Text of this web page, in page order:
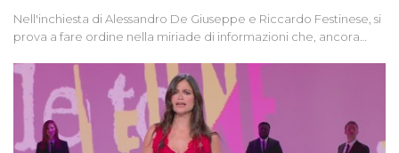
Nell'inchiesta di Alessandro De Giuseppe e Riccardo Festinese, si
prova a fare ordine nella miriade di informazioni che, ancora
giudiziarie più discusse degli ultimi anni. Lo speciale ricostruisce la
vicenda mettendo in fila testimonianze, errori, dettagli
controversi e i protagonisti di un'indagine che sembra non avere
fine.